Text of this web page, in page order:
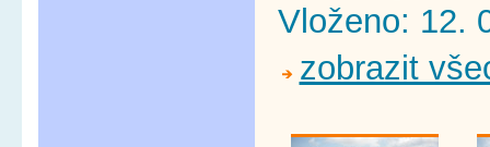
Vloženo: 12.
zobrazit